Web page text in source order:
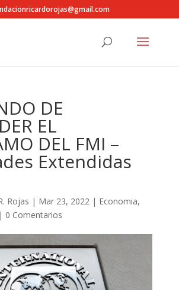
DE
EL
DEL FMI –
Extendidas
Rojas | Mar 23, 2022| Economia,
| 0 Comentarios